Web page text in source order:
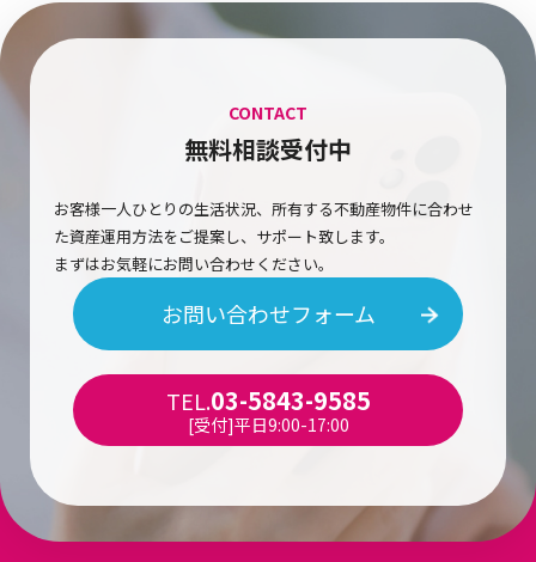
CONTACT
無料相談受付中
お客様一人ひとりの生活状況、所有する不動産物件に合わせ
た資産運用方法をご提案し、サポート致します。
まずはお気軽にお問い合わせください。
お問い合わせフォーム
TEL.03-5843-9585
[受付]平日9:00-17:00